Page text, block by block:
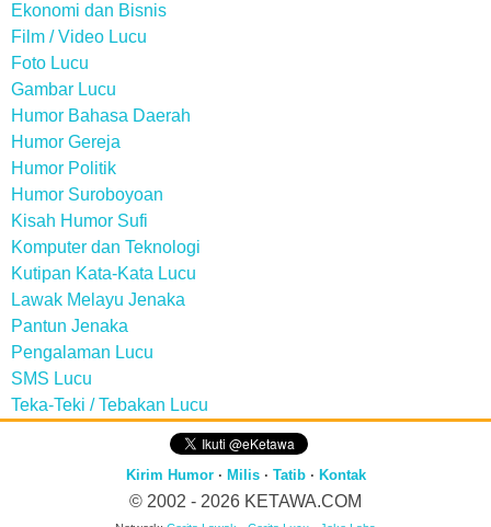
Ekonomi dan Bisnis
Film / Video Lucu
Foto Lucu
Gambar Lucu
Humor Bahasa Daerah
Humor Gereja
Humor Politik
Humor Suroboyoan
Kisah Humor Sufi
Komputer dan Teknologi
Kutipan Kata-Kata Lucu
Lawak Melayu Jenaka
Pantun Jenaka
Pengalaman Lucu
SMS Lucu
Teka-Teki / Tebakan Lucu
Kirim Humor· Milis· Tatib· Kontak
© 2002 - 2026 KETAWA.COM